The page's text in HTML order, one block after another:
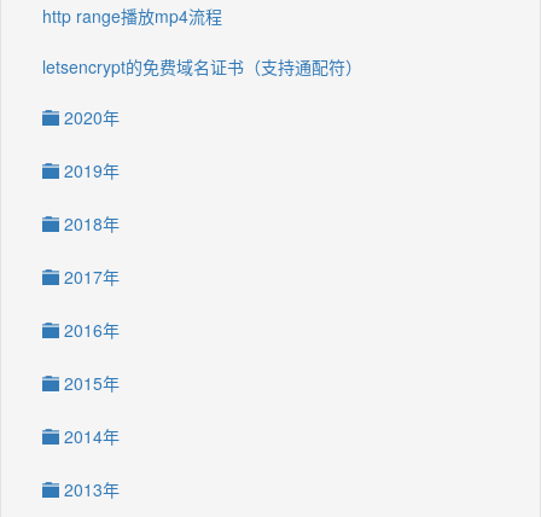
http range播放mp4流程
letsencrypt的免费域名证书（支持通配符）
2020年
2019年
2018年
2017年
2016年
2015年
2014年
2013年